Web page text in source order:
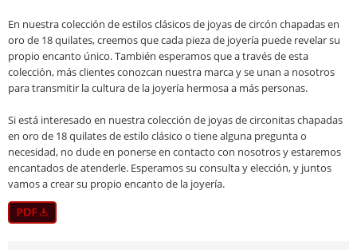
En nuestra colección de estilos clásicos de joyas de circón chapadas en
oro de 18 quilates, creemos que cada pieza de joyería puede revelar su
propio encanto único. También esperamos que a través de esta
colección, más clientes conozcan nuestra marca y se unan a nosotros
para transmitir la cultura de la joyería hermosa a más personas.
Si está interesado en nuestra colección de joyas de circonitas chapadas
en oro de 18 quilates de estilo clásico o tiene alguna pregunta o
necesidad, no dude en ponerse en contacto con nosotros y estaremos
encantados de atenderle. Esperamos su consulta y elección, y juntos
vamos a crear su propio encanto de la joyería.